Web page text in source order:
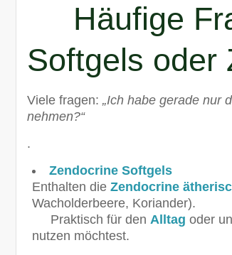
Häufige
Softgels oder
Viele fragen:„Ich habe gerade nur
nehmen?“
.
Zendocrine Softgels
Enthalten dieZendocrine
Wacholderbeere, Koriander).
Praktisch für den Alltag oder
nutzen möchtest.